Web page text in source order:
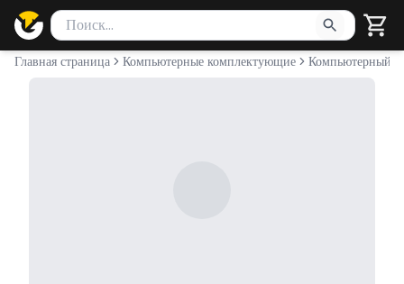
Поиск товаров
Введите минимум 2 символа для поиска. Нажмите Enter
Главная страница Компьютерные комплектующие Компьютерный